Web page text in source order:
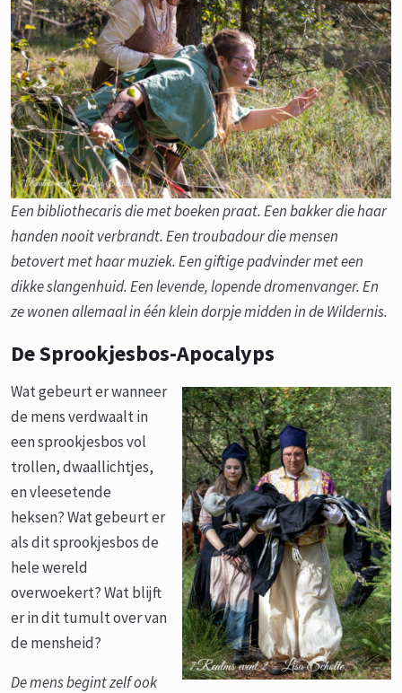
Een bibliothecaris die met boeken praat. Een bakker die haar
handen nooit verbrandt. Een troubadour die mensen
betovert met haar muziek. Een giftige padvinder met een
dikke slangenhuid. Een levende, lopende dromenvanger. En
ze wonen allemaal in één klein dorpje midden in de Wildernis.
De Sprookjesbos-Apocalyps
Wat gebeurt er wanneer
de mens verdwaalt in
een sprookjesbos vol
trollen, dwaallichtjes,
en vleesetende
heksen? Wat gebeurt er
als dit sprookjesbos de
hele wereld
overwoekert? Wat blijft
er in dit tumult over van
de mensheid?
De mens begint zelf ook